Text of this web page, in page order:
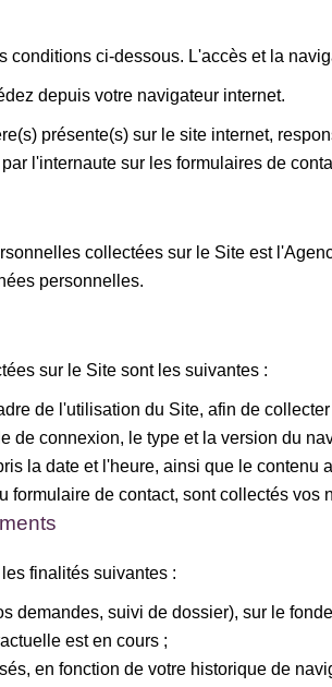
conditions ci-dessous. L'accès et la
depuis votre navigateur internet.
présente(s) sur le site internet,
l'internaute sur les formulaires de
collectées sur le Site est
personnelles.
sur le Site sont les suivantes :
de l'utilisation du Site, afin de
de connexion, le type et la version du
la date et l'heure, ainsi que le contenu
formulaire de contact, sont collectés
finalités suivantes :
demandes, suivi de dossier), sur le
est en cours ;
en fonction de votre historique de